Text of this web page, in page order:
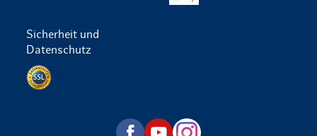
Sicherheit und
Datenschutz